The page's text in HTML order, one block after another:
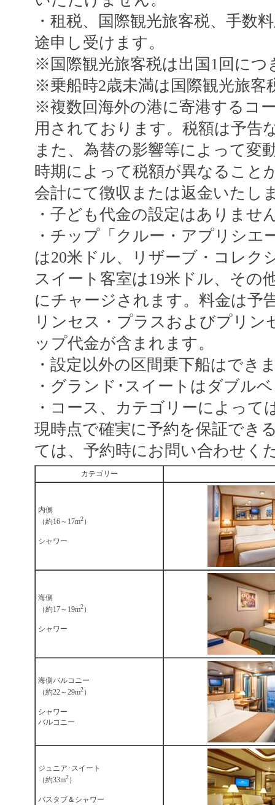
・租税、国際観光旅客税、手数
途申し受けます。
※国際観光旅客税は出国1回につ
※乗船時2歳未満は国際観光旅客
※複数回海外の港に寄港するコ
用されております。税額は予告
また、為替の影響等によって変
時期によって税額が異なること
会計にて徴収または返金いたし
・子ども代金の設定はありませ
・チップ「クルー・アプリシエ
は20米ドル、リザーブ・コレク
スイート客室は19米ドル、その
にチャージされます。料金は予
リンセス・プラスおよびプリ
ップ代金が含まれます。
・設定以外の区間乗下船はで
・グランド･スイートはダブ
・コース、カテゴリーによっ
現時点で確実に予約を保証でき
ては、予約時にお問い合わせく
カテゴリー
内側
（約16～17m2）
シャワー
海側
（約17～19m2）
シャワー
海側バルコニー
（約22～29m2）
シャワー
バルコニー
ジュニア･スイート
（約33m2）
バスタブ＆シャワー